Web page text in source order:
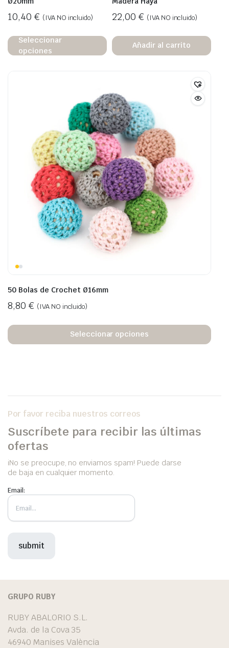
10,40 € (IVA NO incluido)
Seleccionar
opciones
22,00 € (IVA NO incluido)
Añadir al carrito
50 Bolas de Crochet Ø16mm
8,80 € (IVA NO incluido)
Seleccionar opciones
Por favor reciba nuestros correos
Suscríbete para recibir las últimas
ofertas
iNo se preocupe, no enviamos spam! Puede darse
de baja en cualquier momento.
Email:
GRUPO RUBY
RUBY ABALORIO S.L.
Avda. de la Cova 35
46940 Manises València